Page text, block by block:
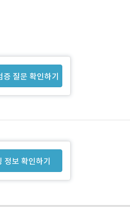
질문 확인하기
정보 확인하기